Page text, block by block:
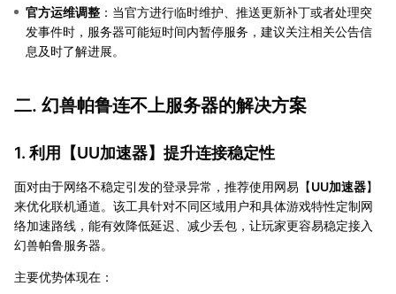
官方运维调整 ：当官方进行临时维护、推送更新补丁或者处理突
发事件时，服务器可能短时间内暂停服务，建议关注相关公告信
息及时了解进展。
二. 幻兽帕鲁连不上服务器的解决方案
1. 利用【UU加速器】提升连接稳定性
面对由于网络不稳定引发的登录异常，推荐使用网易【UU加速器】
来优化联机通道。该工具针对不同区域用户和具体游戏特性定制网
络加速路线，能有效降低延迟、减少丢包，让玩家更容易稳定接入
幻兽帕鲁服务器。
主要优势体现在：